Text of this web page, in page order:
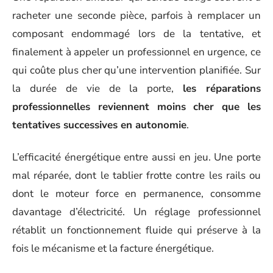
racheter une seconde pièce, parfois à remplacer un
composant endommagé lors de la tentative, et
finalement à appeler un professionnel en urgence, ce
qui coûte plus cher qu’une intervention planifiée. Sur
la durée de vie de la porte, les réparations
professionnelles reviennent moins cher que les
tentatives successives en autonomie.
L’efficacité énergétique entre aussi en jeu. Une porte
mal réparée, dont le tablier frotte contre les rails ou
dont le moteur force en permanence, consomme
davantage d’électricité. Un réglage professionnel
rétablit un fonctionnement fluide qui préserve à la
fois le mécanisme et la facture énergétique.